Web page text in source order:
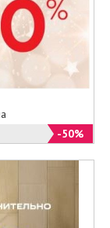
-50%